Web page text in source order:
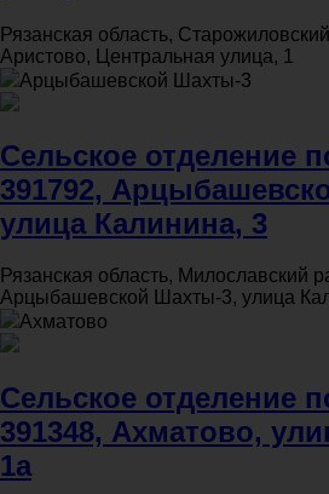
Рязанская область,
Аристово, Центральная улица, 1
Арцыбашевской Шахты-3
Сельское отделение
391792,
улица Калинина, 3
Рязанская область, Милославский
Арцыбашевской Шахты-3, улица
Ахматово
Сельское отделение
391348, Ахматово,
1а